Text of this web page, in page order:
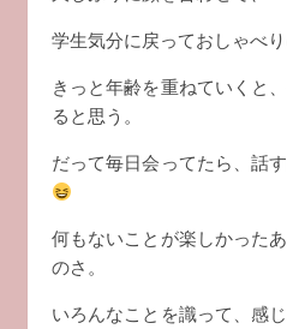
学生気分に戻っておしゃべ
きっと年齢を重ねていくと
ると思う。
だって毎日会ってたら、話
何もないことが楽しかった
のさ。
いろんなことを識って、感